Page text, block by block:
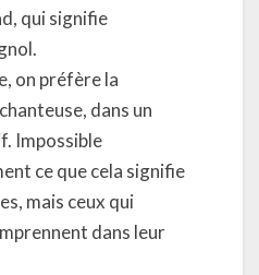
qui signifie
on préfère la
dans un
Impossible
ce que cela signifie
mais ceux qui
dans leur